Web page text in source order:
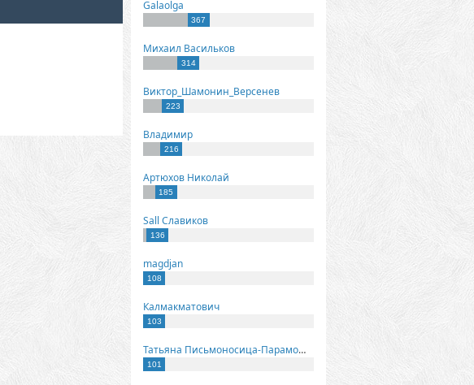
Galaolga
367
Михаил Васильков
314
Виктор_Шамонин_Версенев
223
Владимир
216
Артюхов Николай
185
Sall Славиков
136
magdjan
108
Калмакматович
103
Татьяна Письмоносица-Парамонова
101